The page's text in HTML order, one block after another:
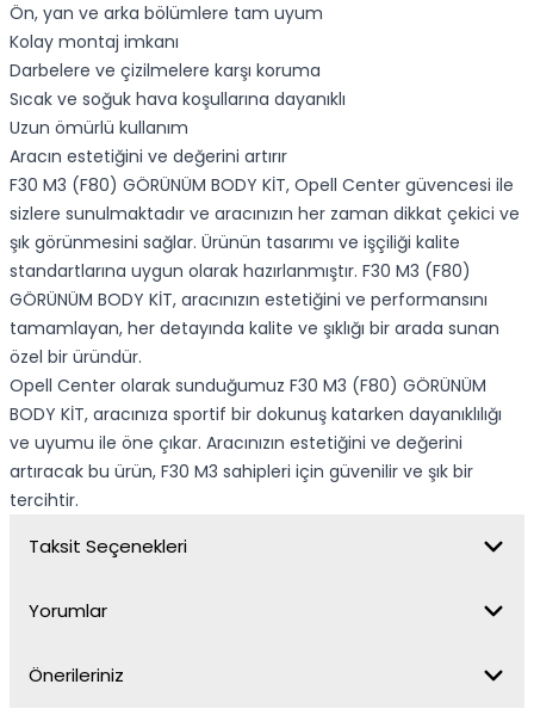
Ön, yan ve arka bölümlere tam uyum
Kolay montaj imkanı
Darbelere ve çizilmelere karşı koruma
Sıcak ve soğuk hava koşullarına dayanıklı
Uzun ömürlü kullanım
Aracın estetiğini ve değerini artırır
F30 M3 (F80) GÖRÜNÜM BODY KİT, Opell Center güvencesi ile
sizlere sunulmaktadır ve aracınızın her zaman dikkat çekici ve
şık görünmesini sağlar. Ürünün tasarımı ve işçiliği kalite
standartlarına uygun olarak hazırlanmıştır. F30 M3 (F80)
GÖRÜNÜM BODY KİT, aracınızın estetiğini ve performansını
tamamlayan, her detayında kalite ve şıklığı bir arada sunan
özel bir üründür.
Opell Center olarak sunduğumuz F30 M3 (F80) GÖRÜNÜM
BODY KİT, aracınıza sportif bir dokunuş katarken dayanıklılığı
ve uyumu ile öne çıkar. Aracınızın estetiğini ve değerini
artıracak bu ürün, F30 M3 sahipleri için güvenilir ve şık bir
tercihtir.
Taksit Seçenekleri
Yorumlar
Önerileriniz